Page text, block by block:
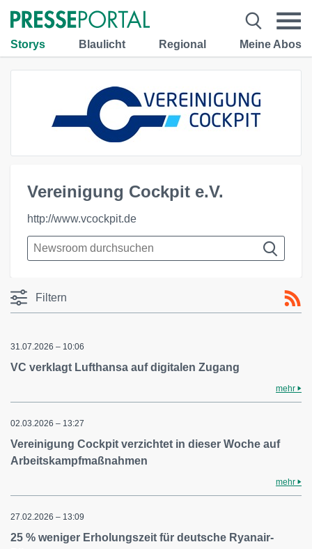
Storys Blaulicht Regional Meine Abos
Vereinigung Cockpit e.V.
http://www.vcockpit.de
Filtern
31.07.2026 – 10:06
VC verklagt Lufthansa auf digitalen Zugang
mehr
02.03.2026 – 13:27
Vereinigung Cockpit verzichtet in dieser Woche auf
Arbeitskampfmaßnahmen
mehr
27.02.2026 – 13:09
25 % weniger Erholungszeit für deutsche Ryanair-